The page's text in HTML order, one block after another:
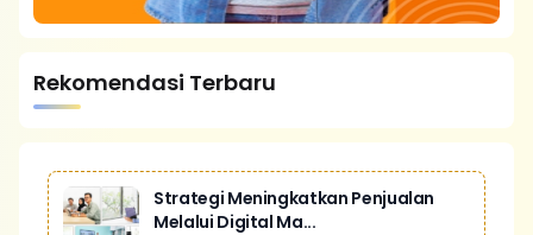
Rekomendasi Terbaru
Strategi Meningkatkan Penjualan
Melalui Digital Ma...